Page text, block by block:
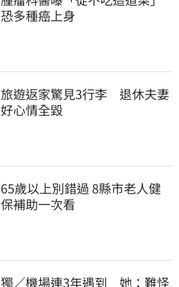
恐多種癌上身
旅遊返家驚見3行李　退休夫妻
好心情全毀
65歲以上別錯過 8縣市老人健
保補助一次看
獨／機場連3年遇到　她：難怪